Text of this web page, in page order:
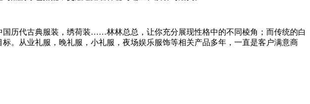
历代古典服装，绣荷装……林林总总，让你充分展现性格中的不同棱角；而传统的白
标。从业礼服 ， 晚礼服 ， 小礼服 ， 夜场娱乐服饰等相关产品多年，一直是客户满意商